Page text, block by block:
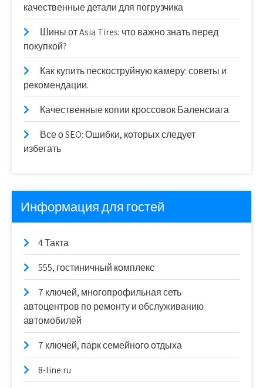
качественные детали для погрузчика
Шины от Asia Tires: что важно знать перед
покупкой?
Как купить пескоструйную камеру: советы и
рекомендации.
Качественные копии кроссовок Баленсиага
Все о SEO: Ошибки, которых следует
избегать
Информация для гостей
4 Такта
555, гостиничный комплекс
7 ключей, многопрофильная сеть
автоцентров по ремонту и обслуживанию
автомобилей
7 ключей, парк семейного отдыха
8-line.ru